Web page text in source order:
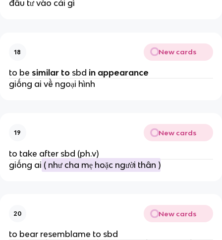
đầu tư vào cái gì
18 New cards
to be similar tosbd in appearance
giống ai về ngoại hình
19 New cards
to take after sbd (ph.v)
giống ai ( như cha mẹ hoặc người thân )
20 New cards
to bear resemblame to sbd